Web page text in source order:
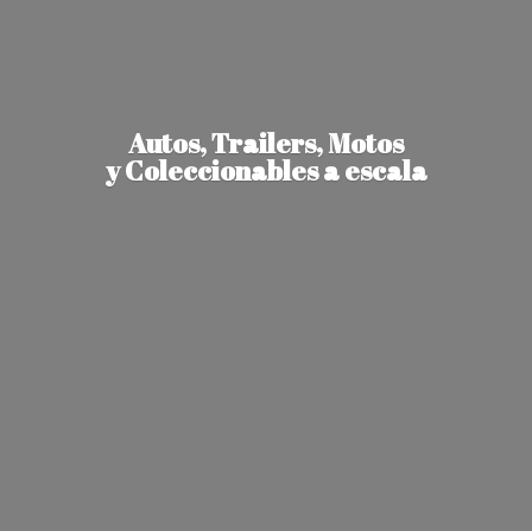
Autos, Trailers, Motos
y Coleccionablesa escala